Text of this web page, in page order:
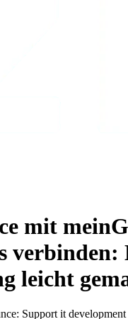
mit
verbinden:
leicht
Support it